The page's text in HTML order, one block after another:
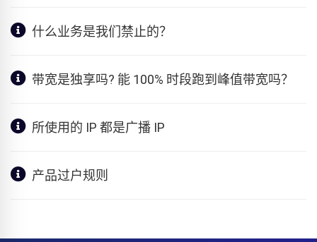
什么业务是我们禁止的？
带宽是独享吗? 能 100% 时段跑到峰值带宽吗？
所使用的 IP 都是广播 IP
产品过户规则